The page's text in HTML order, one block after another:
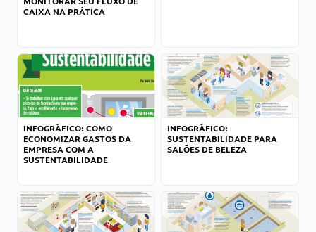
CAIXA NA PRÁTICA
INFOGRÁFICO: COMO
ECONOMIZAR GASTOS DA
EMPRESA COM A
SUSTENTABILIDADE
INFOGRÁFICO:
SUSTENTABILIDADE PARA
SALÕES DE BELEZA